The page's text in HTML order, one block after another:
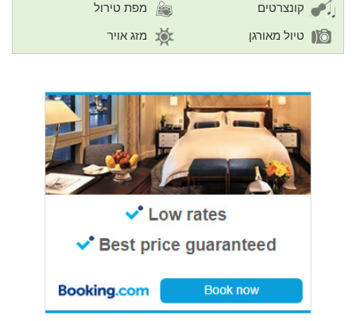
קונצרטים מפת טירול
טיול מאורגן מזג אויר